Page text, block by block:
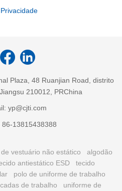
Plaza, 48 Ruanjian Road, distrito
210012, PRChina
yp@cjti.com
86-13815438388
vestuário não estático
algodão
antiestático ESD
tecido
polo de uniforme de trabalho
de trabalho
uniforme de